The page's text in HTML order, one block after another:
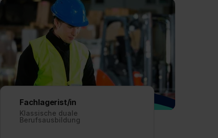
Fachlagerist/in
Klassische duale
Berufsausbildung